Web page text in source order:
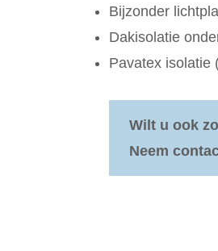
Bijzonder
Dakisolatie
Pavatex isolatie
Wilt u ook
Neem